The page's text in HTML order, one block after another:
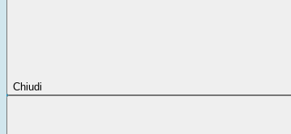
Chiudi